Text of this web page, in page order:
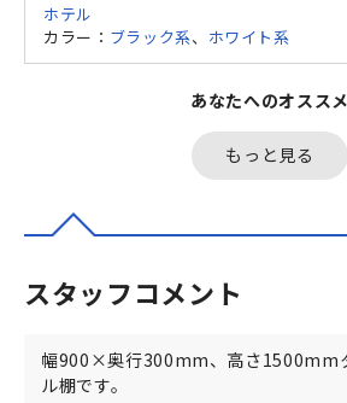
ホテル
カラー： ブラック系、 ホワイト系
あなたへのオススメ
もっと見る
スタッフコメント
幅900×奥行300mm、高さ1500mm
ル棚です。